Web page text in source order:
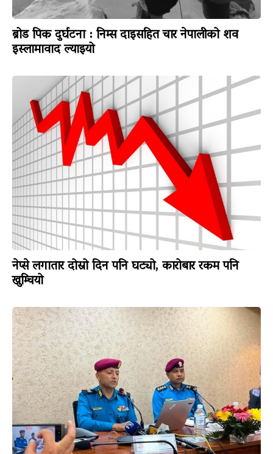
ब्रोड पिक दुर्घटना : निम्स दाइसहित चार नेपालीको शव
इस्लामावाद ल्याइयो
नेप्से लगातार दोस्रो दिन पनि घट्यो, कारोबार रकम पनि
खुम्चियो